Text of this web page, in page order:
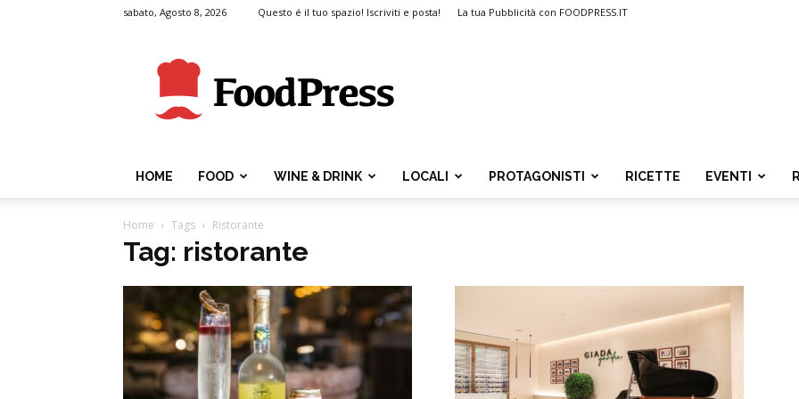
sabato, Agosto 8, 2026 Questo é il tuo spazio! Iscriviti e posta! La tua Pubblicità con FOODPRESS.IT
FoodPress
HOME FOOD WINE & DRINK LOCALI PROTAGONISTI RICETTE EVENTI
Home Tags Ristorante
Tag: ristorante